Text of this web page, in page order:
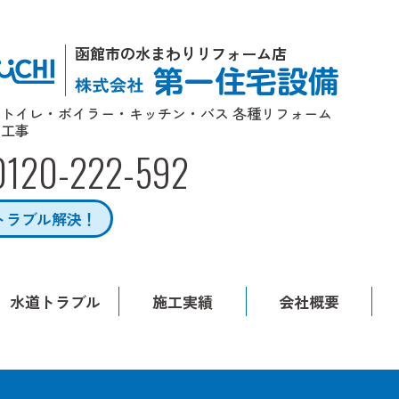
函館市の水まわりリフォーム店
トイレ・ボイラー・キッチン・バス 各種リフォーム
工事
222-592
ブル解決！
水道トラブル 施工実績 会社概要